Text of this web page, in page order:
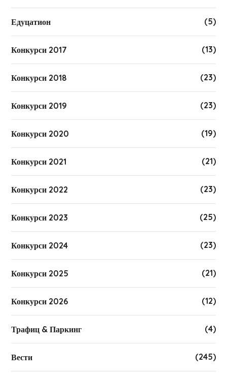
Едуцатион (5)
Конкурси 2017 (13)
Конкурси 2018 (23)
Конкурси 2019 (23)
Конкурси 2020 (19)
Конкурси 2021 (21)
Конкурси 2022 (23)
Конкурси 2023 (25)
Конкурси 2024 (23)
Конкурси 2025 (21)
Конкурси 2026 (12)
Трафиц & Паркинг (4)
Вести (245)